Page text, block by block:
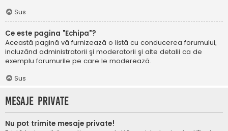
Sus
Ce este pagina "Echipa"?
Această pagină vă furnizează o listă cu conducerea forumului,
incluzând administratorii şi moderatorii şi alte detalii ca de
exemplu forumurile pe care le moderează.
Sus
Mesaje private
Nu pot trimite mesaje private!